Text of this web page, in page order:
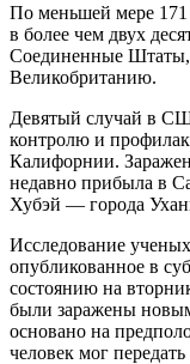
По меньшей мере 171
в более чем двух
Соединенные
Великобританию.
Девятый случай в
контролю и
Калифорнии.
недавно прибыла в
Хубэй — города
Исследование
опубликованное в
состоянию на
были заражены
основано на
человек мог